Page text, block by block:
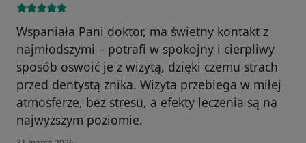
Wspaniała Pani doktor, ma świetny kontakt z
najmłodszymi – potrafi w spokojny i cierpliwy
sposób oswoić je z wizytą, dzięki czemu strach
przed dentystą znika. Wizyta przebiega w miłej
atmosferze, bez stresu, a efekty leczenia są na
najwyższym poziomie.